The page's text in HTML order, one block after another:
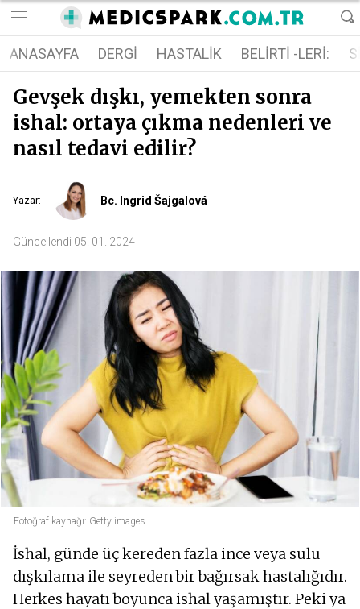
ANASAYFA DERGI HASTALIK BELIRTI -LERI:
Gevşek dışkı, yemekten sonra
ishal: ortaya çıkma nedenleri ve
nasıl tedavi edilir?
Yazar: Bc. Ingrid Šajgalová
Güncellendi 05. 01. 2024
Fotoğraf kaynağı: Getty images
İshal, günde üç kereden fazla ince veya sulu
dışkılama ile seyreden bir bağırsak hastalığıdır.
Herkes hayatı boyunca ishal yaşamıştır. Peki ya